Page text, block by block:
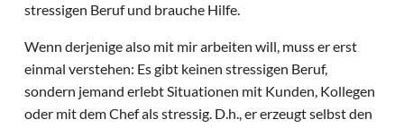
stressigen Beruf und brauche Hilfe.
Wenn derjenige also mit mir arbeiten will, muss er erst
einmal verstehen: Es gibt keinen stressigen Beruf,
sondern jemand erlebt Situationen mit Kunden, Kollegen
oder mit dem Chef als stressig. D.h., er erzeugt selbst den